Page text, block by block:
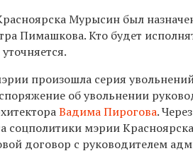
Мурысин был
Пимашкова. Кто будет
произошла серия
об увольнении
Вадима Пирогова.
соцполитики мэрии
договор с руководителем